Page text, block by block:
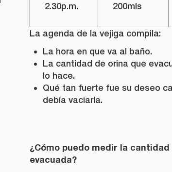
2.30p.m. 200mls
La agenda de la vejiga compila:
La hora en que va al baño.
La cantidad de orina que
lo hace.
Qué tan fuerte fue su deseo
debía vaciarla.
¿Cómo puedo medir la cantidad
evacuada?